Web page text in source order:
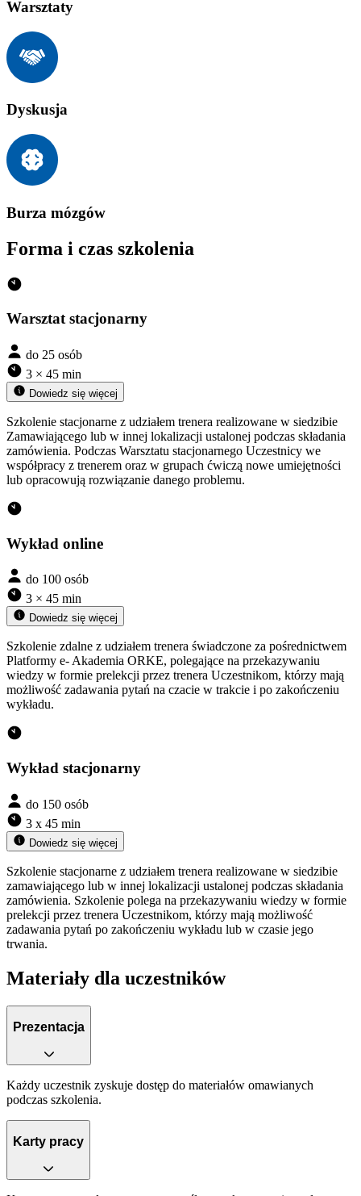
Warsztaty
Dyskusja
Burza mózgów
Forma i czas szkolenia
Warsztat stacjonarny
do 25 osób
3 × 45 min
Dowiedz się więcej
Szkolenie stacjonarne z udziałem trenera realizowane w siedzibie
Zamawiającego lub w innej lokalizacji ustalonej podczas składania
zamówienia. Podczas Warsztatu stacjonarnego Uczestnicy we
współpracy z trenerem oraz w grupach ćwiczą nowe umiejętności
lub opracowują rozwiązanie danego problemu.
Wykład online
do 100 osób
3 × 45 min
Dowiedz się więcej
Szkolenie zdalne z udziałem trenera świadczone za pośrednictwem
Platformy e- Akademia ORKE, polegające na przekazywaniu
wiedzy w formie prelekcji przez trenera Uczestnikom, którzy mają
możliwość zadawania pytań na czacie w trakcie i po zakończeniu
wykładu.
Wykład stacjonarny
do 150 osób
3 x 45 min
Dowiedz się więcej
Szkolenie stacjonarne z udziałem trenera realizowane w siedzibie
zamawiającego lub w innej lokalizacji ustalonej podczas składania
zamówienia. Szkolenie polega na przekazywaniu wiedzy w formie
prelekcji przez trenera Uczestnikom, którzy mają możliwość
zadawania pytań po zakończeniu wykładu lub w czasie jego
trwania.
Materiały dla uczestników
Prezentacja
Każdy uczestnik zyskuje dostęp do materiałów omawianych
podczas szkolenia.
Karty pracy